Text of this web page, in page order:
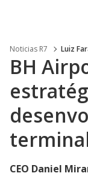
Noticias R7 Luiz
BH
CEO Daniel